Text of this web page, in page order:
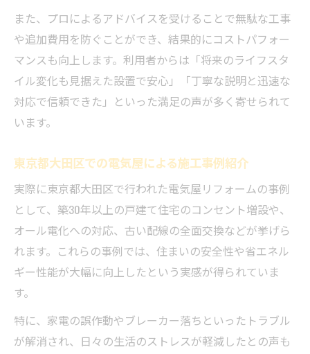
また、プロによるアドバイスを受けることで無駄な工事
や追加費用を防ぐことができ、結果的にコストパフォー
マンスも向上します。利用者からは「将来のライフスタ
イル変化も見据えた設置で安心」「丁寧な説明と迅速な
対応で信頼できた」といった満足の声が多く寄せられて
います。
東京都大田区での電気屋による施工事例紹介
実際に東京都大田区で行われた電気屋リフォームの事例
として、築30年以上の戸建て住宅のコンセント増設や、
オール電化への対応、古い配線の全面交換などが挙げら
れます。これらの事例では、住まいの安全性や省エネル
ギー性能が大幅に向上したという実感が得られていま
す。
特に、家電の誤作動やブレーカー落ちといったトラブル
が解消され、日々の生活のストレスが軽減したとの声も